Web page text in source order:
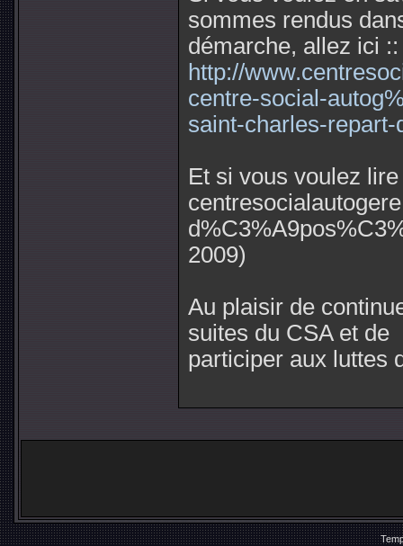
sommes rendus
démarche, allez ici ::
http://
centre-social-
saint-charles-
Et si vous voulez
2009)
Au plaisir de
suites du CSA et de
participer aux luttes